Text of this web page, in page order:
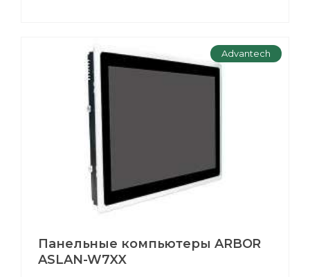
Advantech
Панельные компьютеры ARBOR
ASLAN-W7XX